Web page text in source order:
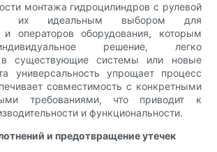
монтажа гидроцилиндров с рулевой
их идеальным выбором для
и операторов оборудования, которым
решение, легко
в существующие системы или новые
универсальность упрощает процесс
совместимость с конкретными
требованиями, что приводит к
и функциональности.
и предотвращение утечек